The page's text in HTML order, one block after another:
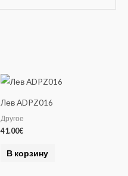
Лев ADPZ016
Другое
41.00€
В корзину